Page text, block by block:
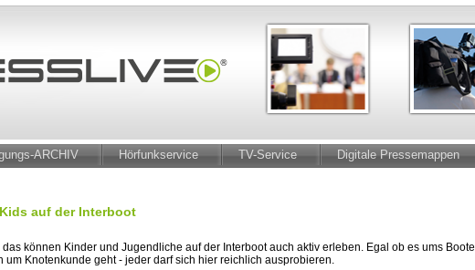
ARCHIV Hörfunkservice TV-Service Digitale Pressemappen
auf der Interboot
können Kinder und Jugendliche auf der Interboot auch aktiv erleben. Egal ob es ums Boote
um Knotenkunde geht - jeder darf sich hier reichlich ausprobieren.